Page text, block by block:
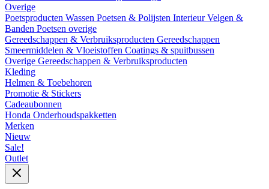
Overige
Poetsproducten Wassen Poetsen & Polijsten InterieurVelgen &
Banden Poetsen overige
Gereedschappen & Verbruiksproducten Gereedschappen
Smeermiddelen & Vloeistoffen Coatings & spuitbussen
Overige Gereedschappen & Verbruiksproducten
Kleding
Helmen & Toebehoren
Promotie & Stickers
Cadeaubonnen
Honda Onderhoudspakketten
Merken
Nieuw
Sale!
Outlet